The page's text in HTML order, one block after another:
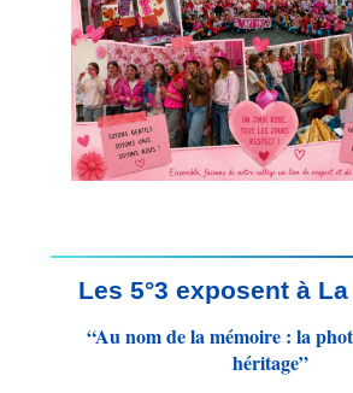
Les 5°3 exposent à
“Au nom de la mémoire : la
héritage”